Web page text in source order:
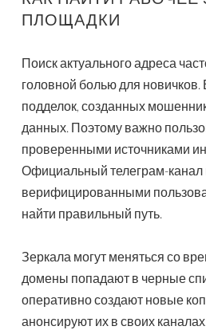
ПЛОЩАДКИ
Поиск актуального адреса
головной болью для новичков.
подделок, созданных
данных. Поэтому важно
проверенными источниками
Официальный телеграм-
верифицированными
найти правильный путь.
Зеркала могут меняться со
домены попадают в черные
оперативно создают новые
анонсируют их в своих